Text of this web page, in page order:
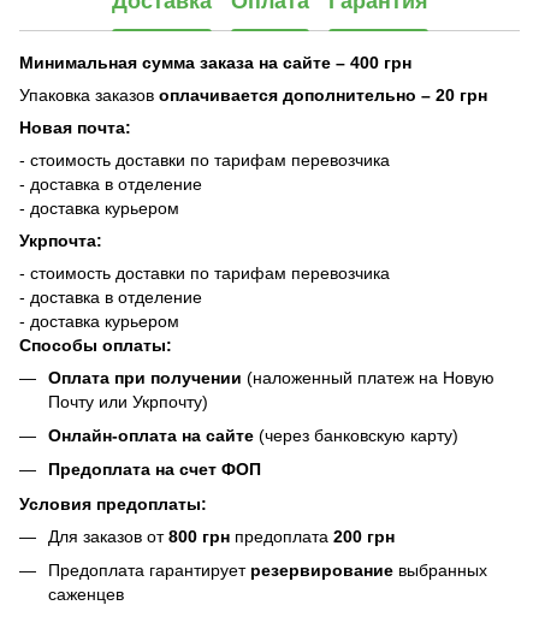
Минимальная сумма заказа на сайте – 400 грн
Упаковка заказов оплачивается дополнительно – 20 грн
Новая почта:
- стоимость доставки по тарифам перевозчика
- доставка в отделение
- доставка курьером
Укрпочта:
- стоимость доставки по тарифам перевозчика
- доставка в отделение
- доставка курьером
Способы оплаты:
Оплата при получении (наложенный платеж на Новую
Почту или Укрпочту)
Онлайн-оплата на сайте (через банковскую карту)
Предоплата на счет ФОП
Условия предоплаты:
Для заказов от800 грн предоплата 200 грн
Предоплата гарантирует резервирование выбранных
саженцев